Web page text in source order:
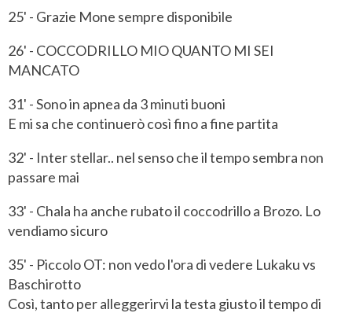
25' - Grazie Mone sempre disponibile
26' - COCCODRILLO MIO QUANTO MI SEI
MANCATO
31' - Sono in apnea da 3 minuti buoni
E mi sa che continuerò così fino a fine partita
32' - Inter stellar.. nel senso che il tempo sembra non
passare mai
33' - Chala ha anche rubato il coccodrillo a Brozo. Lo
vendiamo sicuro
35' - Piccolo OT: non vedo l'ora di vedere Lukaku vs
Baschirotto
Così, tanto per alleggerirvi la testa giusto il tempo di